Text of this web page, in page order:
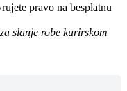
pravo na besplatnu
slanje robe kurirskom